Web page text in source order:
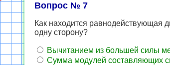
Вопрос № 7
Как находится равнодействующая
одну сторону?
Вычитанием из большей силы
Сумма модулей составляющих